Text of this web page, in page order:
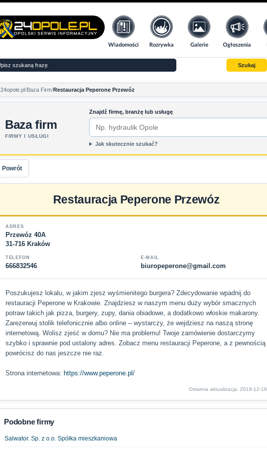
Wiadomości Rozrywka Galerie Ogłoszenia
Szukaj
24opole.pl Baza Firm Restauracja Peperone Przewóz
Baza firm
FIRMY I USŁUGI
Znajdź firmę, branżę lub usługę
Jak skutecznie szukać?
Powrót
Restauracja Peperone Przewóz
ADRES
Przewóz 40A
31-716 Kraków
TELEFON
666832546
E-MAIL
biuropeperone@gmail.com
Poszukujesz lokalu, w jakim zjesz wyśmienitego burgera? Zdecydowanie wpadnij do
restauracji Peperone w Krakowie. Znajdziesz w naszym menu duży wybór smacznych
potraw takich jak pizza, burgery, zupy, dania obiadowe, a dodatkowo włoskie makarony.
Zarezerwuj stolik telefonicznie albo online – wystarczy, że wejdziesz na naszą stronę
internetową. Wolisz zjeść w domu? Nie ma problemu! Twoje zamówienie dostarczymy
szybko i sprawnie pod ustalony adres. Zobacz menu restauracji Peperone, a z pewnością
powrócisz do nas jeszcze nie raz.
Strona internetowa: https://www.peperone.pl/
Ostatnia aktualizacja: 2019-12-16
Podobne firmy
Salwator. Sp. z o.o. Spółka mieszkaniowa